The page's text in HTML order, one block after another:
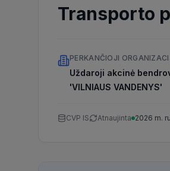
Transporto
PERKANČIOJI
Uždaroji akcinė
'VILNIAUS VANDENYS'
CVP IS Atnaujinta 2026 m.